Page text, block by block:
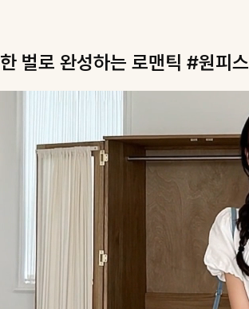
한 벌로 완성하는 로맨틱 #원피스